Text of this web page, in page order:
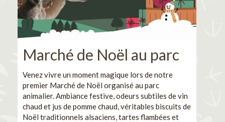
Marché de Noël au parc
Venez vivre un moment magique lors de notre
premier Marché de Noël organisé au parc
animalier. Ambiance festive, odeurs subtiles de vin
chaud et jus de pomme chaud, véritables biscuits de
Noël traditionnels alsaciens, tartes flambées et